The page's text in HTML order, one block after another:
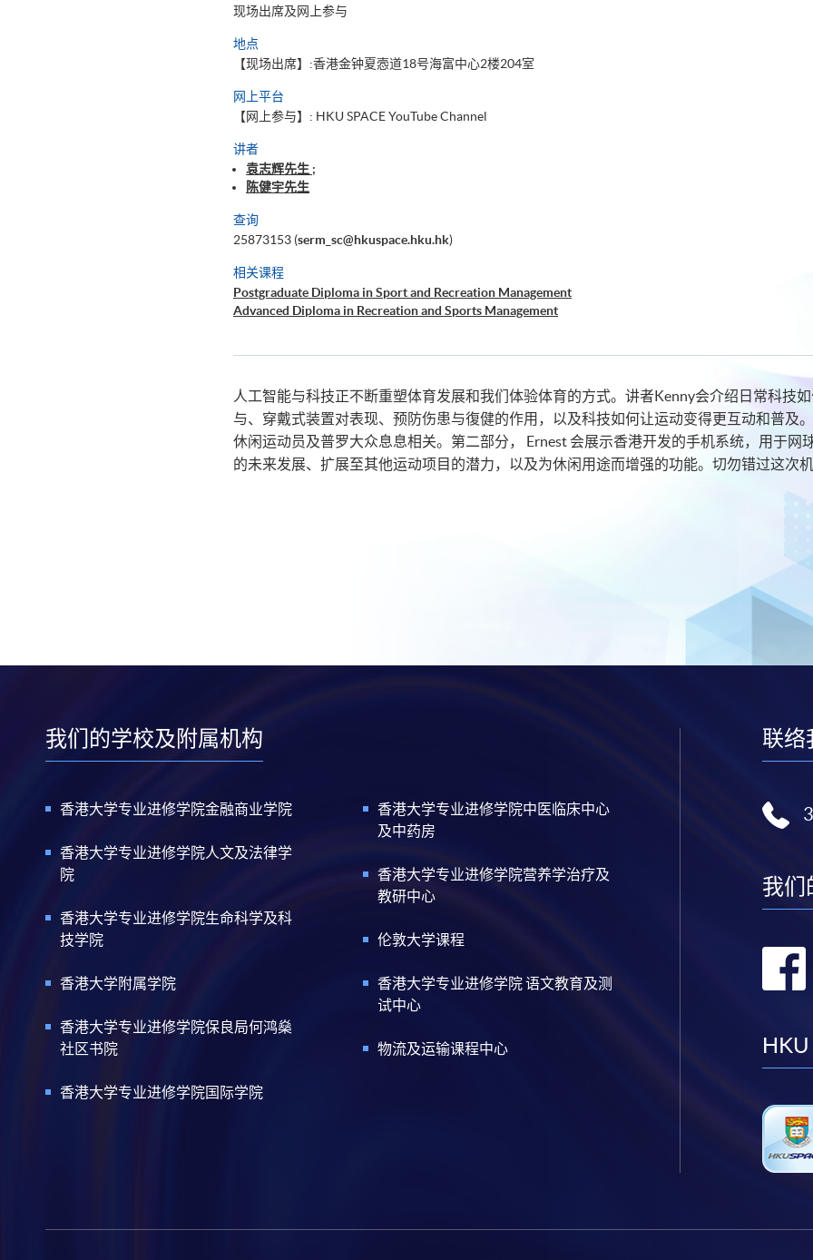
现场出席及网上参与
地点
【现场出席】:香港金钟夏悫道18号海富中心2楼204室
网上平台
【网上参与】: HKU SPACE YouTube Channel
讲者
袁志辉先生 ;
陈健宇先生
查询
25873153 (serm_sc@hkuspace.hku.hk)
相关课程
Postgraduate Diploma in Sport and Recreation Management
Advanced Diploma in Recreation and Sports Management
人工智能与科技正不断重塑体育发展和我们体验体育的方式。讲者Kenny会介绍日常科技
与、穿戴式装置对表现、预防伤患与復健的作用，以及科技如何让运动变得更互动和普及
休闲运动员及普罗大众息息相关。第二部分， Ernest 会展示香港开发的手机系统，用于
的未来发展、扩展至其他运动项目的潜力，以及为休闲用途而增强的功能。切勿错过这次
我们的学校及附属机构
香港大学专业进修学院金融商业学院
香港大学专业进修学院人文及法律学
院
香港大学专业进修学院生命科学及科
技学院
香港大学附属学院
香港大学专业进修学院保良局何鸿燊
社区书院
香港大学专业进修学院国际学院
香港大学专业进修学院中医临床中心
及中药房
香港大学专业进修学院营养学治疗及
教研中心
伦敦大学课程
香港大学专业进修学院 语文教育及测
试中心
物流及运输课程中心
联络
我们
HKU